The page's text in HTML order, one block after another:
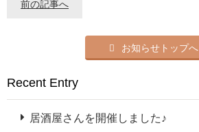
前の記事へ
お知らせトップへ
Recent Entry
居酒屋さんを開催しました♪